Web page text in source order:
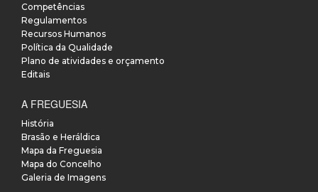
Competências
Regulamentos
Recursos Humanos
Política da Qualidade
Plano de atividades e orçamento
Editais
A FREGUESIA
História
Brasão e Heráldica
Mapa da Freguesia
Mapa do Concelho
Galeria de Imagens